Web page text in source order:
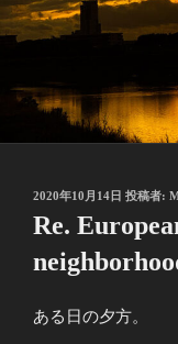
投
稿
日:
2020年10月14日 投稿者:
Re.
ある日の夕方。